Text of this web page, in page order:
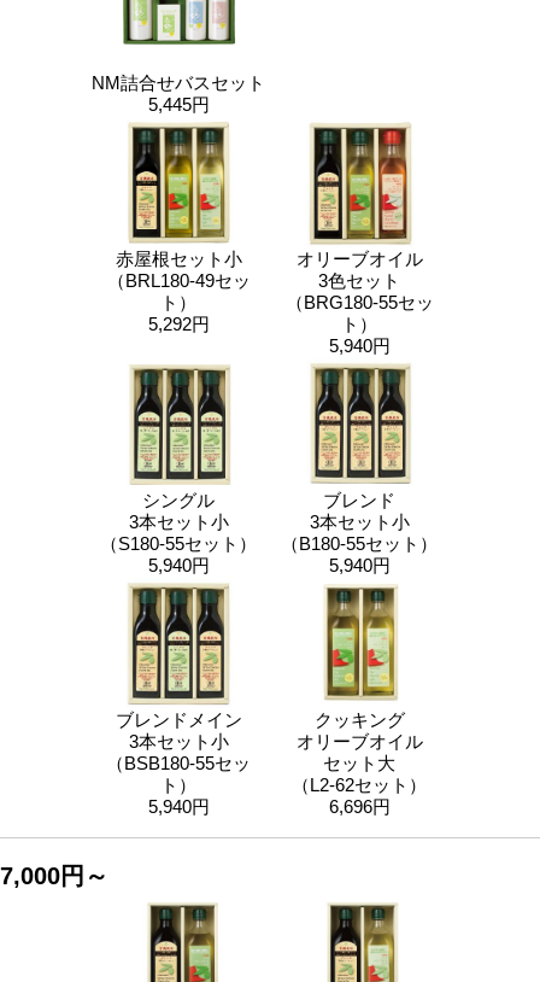
NM詰合せバスセット
5,445円
赤屋根セット小
（BRL180-49セッ
ト）
5,292円
オリーブオイル
3色セット
（BRG180-55セッ
ト）
5,940円
シングル
3本セット小
（S180-55セット）
5,940円
ブレンド
3本セット小
（B180-55セット）
5,940円
ブレンドメイン
3本セット小
（BSB180-55セッ
ト）
5,940円
クッキング
オリーブオイル
セット大
（L2-62セット）
6,696円
7,000円～